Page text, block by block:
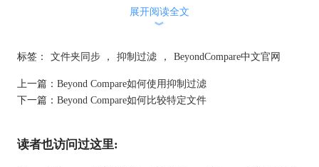
Beyond Compare文件夹同步视图菜单
展开阅读全文
︾
标签： 文件夹同步 ， 抑制过滤 ， BeyondCompare中文官网
上一篇： Beyond Compare如何使用抑制过滤
下一篇： Beyond Compare如何比较特定文件
读者也访问过这里: